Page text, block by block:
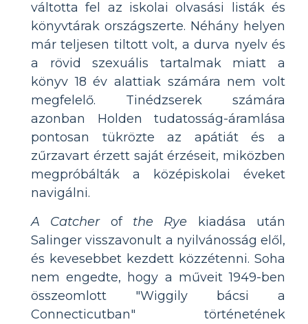
váltotta fel az iskolai olvasási listák és
könyvtárak országszerte. Néhány helyen
már teljesen tiltott volt, a durva nyelv és
a rövid szexuális tartalmak miatt a
könyv 18 év alattiak számára nem volt
megfelelő. Tinédzserek számára
azonban Holden tudatosság-áramlása
pontosan tükrözte az apátiát és a
zűrzavart érzett saját érzéseit, miközben
megpróbálták a középiskolai éveket
navigálni.
A Catcherof the Rye kiadása után
Salinger visszavonult a nyilvánosság elől,
és kevesebbet kezdett közzétenni. Soha
nem engedte, hogy a műveit 1949-ben
összeomlott "Wiggily bácsi a
Connecticutban" történetének